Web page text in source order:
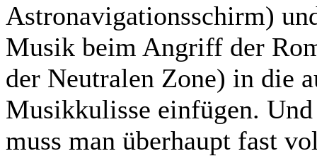
Astronavigationsschirm)
Musik beim Angriff der
der Neutralen Zone) in die
Musikkulisse einfügen.
muss man überhaupt fast